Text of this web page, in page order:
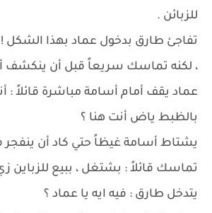
للزبائن .
تفاجئ طارق بدخول عماد بهذا الشكل !
، لكنه تماسك سريعاً قبل أن ينكشف
عماد يقف أمام أسامة مباشرة قائلاً :
بالظبط ياض أنت هنا ؟
يشتاط أسامة غيظاً حتي كاد أن ينفجر
تماسك قائلاً : بشتغل ، ببيع للزباين
يتدخل طارق : فيه ايه يا عماد ؟